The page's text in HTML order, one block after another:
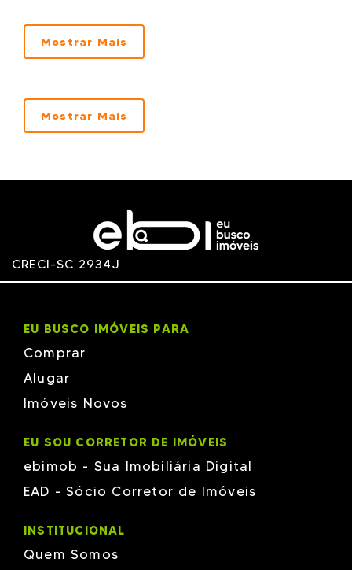
Mendes Sibara
Nogueira
PESSOA
PROCAVE
Prosperitta
SELETA/DNA
TERRASSA SUL
VERDES MARES
Mostrar Mais
Mostrar Mais
CRECI-SC 2934J
EU BUSCO IMÓVEIS PARA
Comprar
Alugar
Imóveis Novos
EU SOU CORRETOR DE IMÓVEIS
ebimob - Sua Imobiliária Digital
EAD - Sócio Corretor de Imóveis
INSTITUCIONAL
Quem Somos